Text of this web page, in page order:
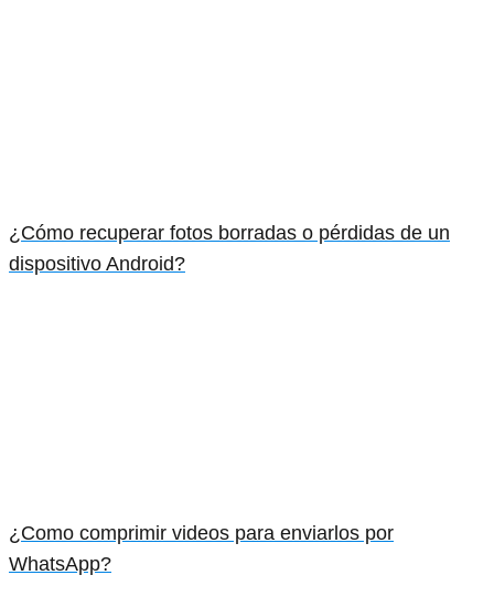
¿Cómo recuperar fotos borradas o pérdidas de un
dispositivo Android?
¿Como comprimir videos para enviarlos por
WhatsApp?